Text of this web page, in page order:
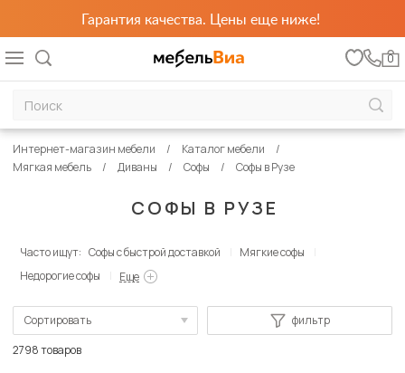
Гарантия качества. Цены еще ниже!
0
СОФЫ В РУЗЕ
Интернет-магазин мебели
Каталог мебели
Мягкая мебель
Диваны Софы Софы в Рузе
Часто ищут: Софы с быстрой доставкой
Мягкие софы
Недорогие софы
Еще
Сортировать
По популярности
фильтр
2798 товаров